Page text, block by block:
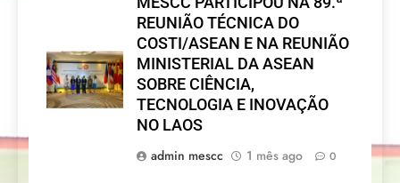
REUNIÃO TÉCNICA DO
COSTI/ASEAN E NA REUNIÃO
MINISTERIAL DA ASEAN
SOBRE CIÊNCIA,
TECNOLOGIA E INOVAÇÃO
NO LAOS
admin mescc
1 mês ago 0